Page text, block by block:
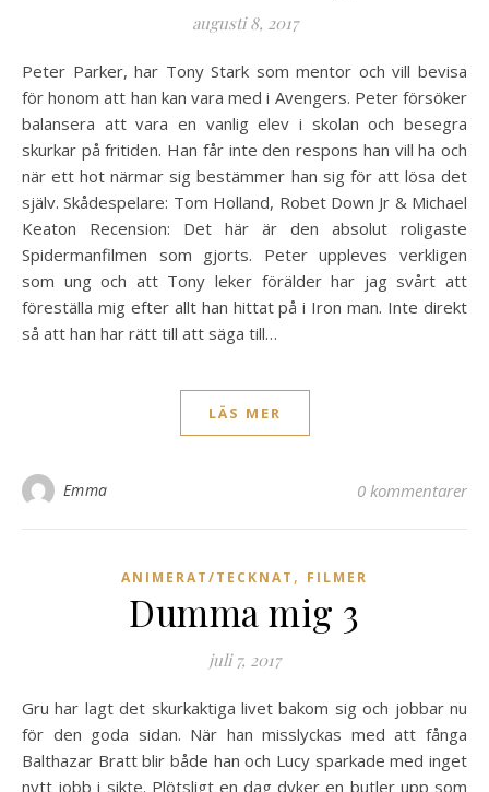
augusti 8, 2017
Peter Parker, har Tony Stark som mentor och vill bevisa
för honom att han kan vara med i Avengers. Peter försöker
balansera att vara en vanlig elev i skolan och besegra
skurkar på fritiden. Han får inte den respons han vill ha och
när ett hot närmar sig bestämmer han sig för att lösa det
själv. Skådespelare: Tom Holland, Robet Down Jr & Michael
Keaton Recension: Det här är den absolut roligaste
Spidermanfilmen som gjorts. Peter uppleves verkligen
som ung och att Tony leker förälder har jag svårt att
föreställa mig efter allt han hittat på i Iron man. Inte direkt
så att han har rätt till att säga till…
LÄS MER
Emma 0 kommentarer
ANIMERAT/TECKNAT , FILMER
Dumma mig 3
juli 7, 2017
Gru har lagt det skurkaktiga livet bakom sig och jobbar nu
för den goda sidan. När han misslyckas med att fånga
Balthazar Bratt blir både han och Lucy sparkade med inget
nytt jobb i sikte. Plötsligt en dag dyker en butler upp som